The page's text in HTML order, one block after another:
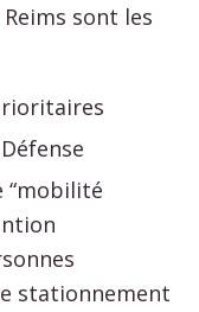
sont les
“mobilité
stationnement